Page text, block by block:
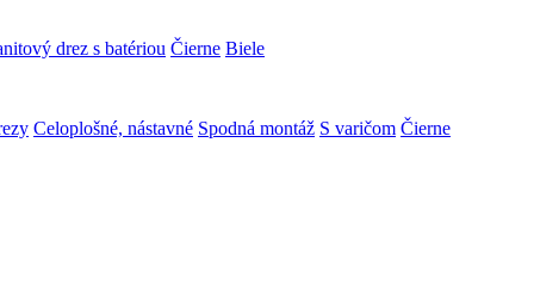
drez s batériou Čierne Biele
Celoplošné, nástavné Spodná montáž S varičom Čierne